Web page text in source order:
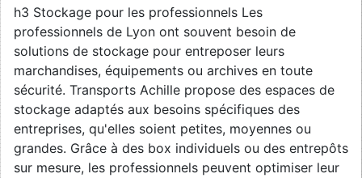
h3 Stockage pour les professionnels Les
professionnels de Lyon ont souvent besoin de
solutions de stockage pour entreposer leurs
marchandises, équipements ou archives en toute
sécurité. Transports Achille propose des espaces de
stockage adaptés aux besoins spécifiques des
entreprises, qu'elles soient petites, moyennes ou
grandes. Grâce à des box individuels ou des entrepôts
sur mesure, les professionnels peuvent optimiser leur